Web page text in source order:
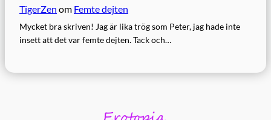
TigerZen om Femte dejten
Mycket bra skriven! Jag är lika trög som Peter, jag hade inte
insett att det var femte dejten. Tack och…